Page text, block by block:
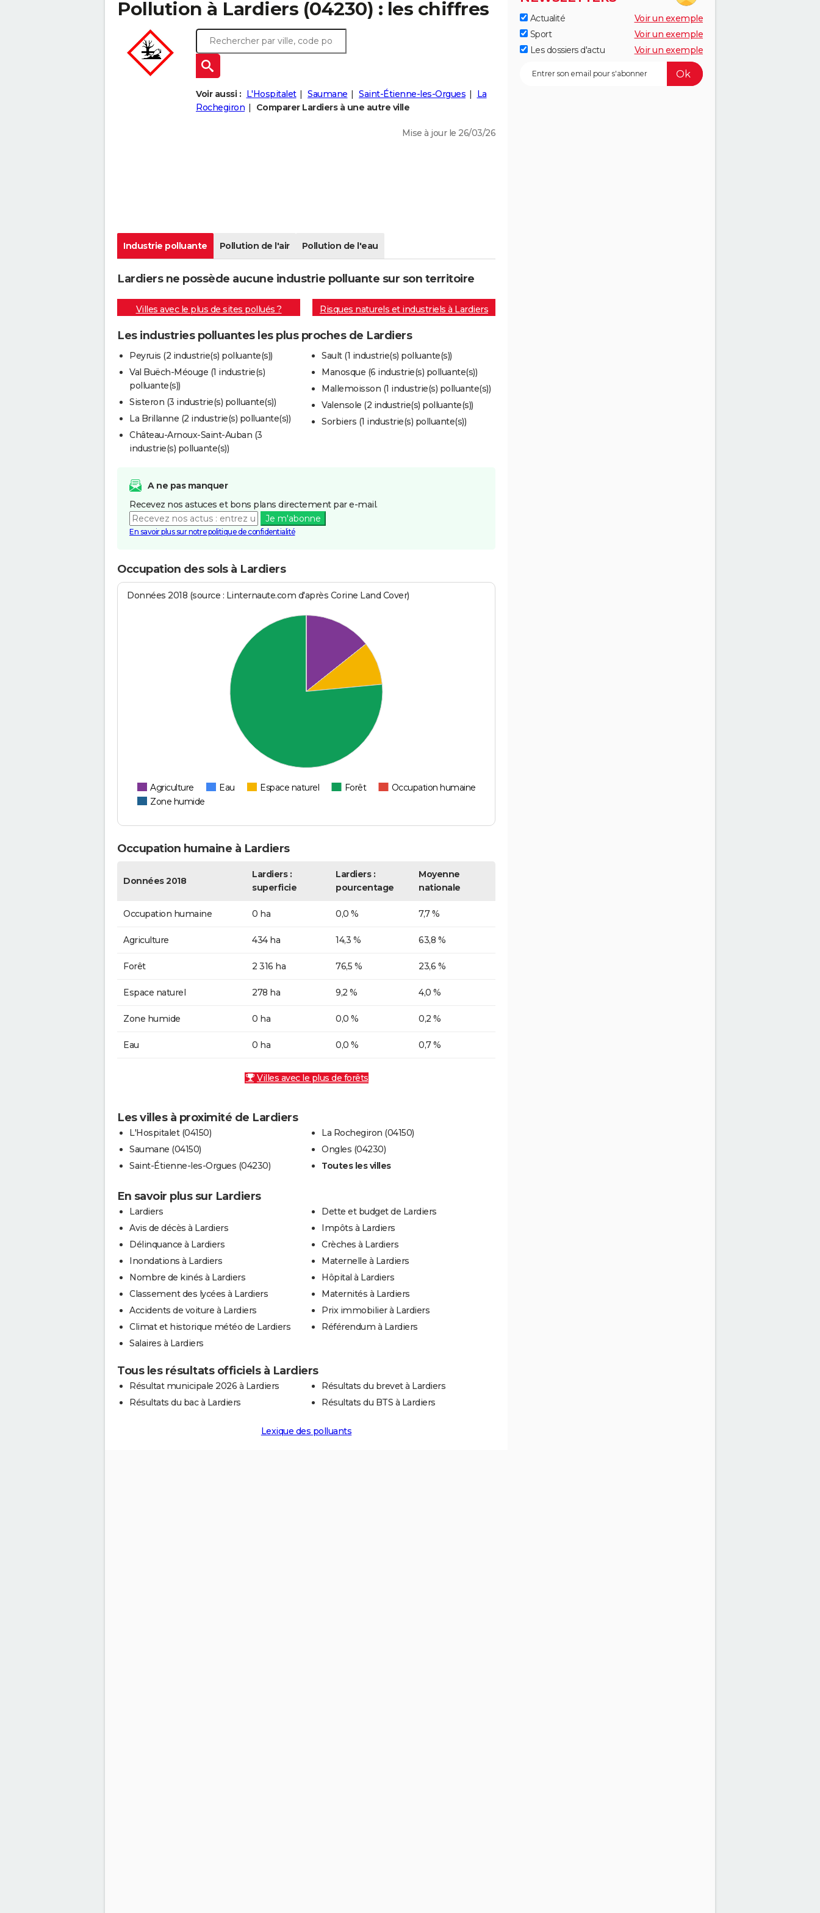
Pollution à Lardiers (04230) : les chiffres
Voir aussi : L'Hospitalet Saumane Saint-Étienne-les-Orgues
La
Rochegiron
Comparer Lardiers à une autre ville
Mise à jour le 26/03/26
Industrie polluante Pollution de l'air Pollution de l'eau
Lardiers ne possède aucune industrie polluante sur son territoire
Villes avec le plus de sites pollués ? Risques naturels et industriels à Lardiers
Les industries polluantes les plus proches de Lardiers
Peyruis (2 industrie(s) polluante(s))
Val Buëch-Méouge (1 industrie(s)
polluante(s))
Sisteron (3 industrie(s) polluante(s))
La Brillanne (2 industrie(s) polluante(s))
Château-Arnoux-Saint-Auban (3
industrie(s) polluante(s))
Sault (1 industrie(s) polluante(s))
Manosque (6 industrie(s) polluante(s))
Mallemoisson (1 industrie(s) polluante(s))
Valensole (2 industrie(s) polluante(s))
Sorbiers (1 industrie(s) polluante(s))
A ne pas manquer
Recevez nos astuces et bons plans directement par e-mail.
Je m'abonne
En savoir plus sur notre politique de confidentialité
Occupation des sols à Lardiers
Données 2018 (source : Linternaute.com d'après Corine Land Cover)
Agriculture Eau Espace naturel Forêt
Occupation humaine
Zone humide
Occupation humaine à Lardiers
Données 2018
Lardiers :
superficie
Lardiers :
pourcentage
Moyenne
nationale
Occupation humaine 0 ha 0,0 % 7,7 %
Agriculture 434 ha 14,3 % 63,8 %
Forêt 2 316 ha 76,5 % 23,6 %
Espace naturel 278 ha 9,2 % 4,0 %
Zone humide 0 ha 0,0 % 0,2 %
Eau 0 ha 0,0 % 0,7 %
Villes avec le plus de forêts
Les villes à proximité de Lardiers
L'Hospitalet (04150)
Saumane (04150)
Saint-Étienne-les-Orgues (04230)
La Rochegiron (04150)
Ongles (04230)
Toutes les villes
En savoir plus sur Lardiers
Lardiers
Avis de décès à Lardiers
Délinquance à Lardiers
Inondations à Lardiers
Nombre de kinés à Lardiers
Classement des lycées à Lardiers
Accidents de voiture à Lardiers
Climat et historique météo de Lardiers
Salaires à Lardiers
Dette et budget de Lardiers
Impôts à Lardiers
Crèches à Lardiers
Maternelle à Lardiers
Hôpital à Lardiers
Maternités à Lardiers
Prix immobilier à Lardiers
Référendum à Lardiers
Tous les résultats officiels à Lardiers
Résultat municipale 2026 à Lardiers
Résultats du bac à Lardiers
Résultats du brevet à Lardiers
Résultats du BTS à Lardiers
Lexique des polluants
Actualité
Voir un exemple
Sport
Voir un exemple
Les dossiers d'actu
Voir un exemple